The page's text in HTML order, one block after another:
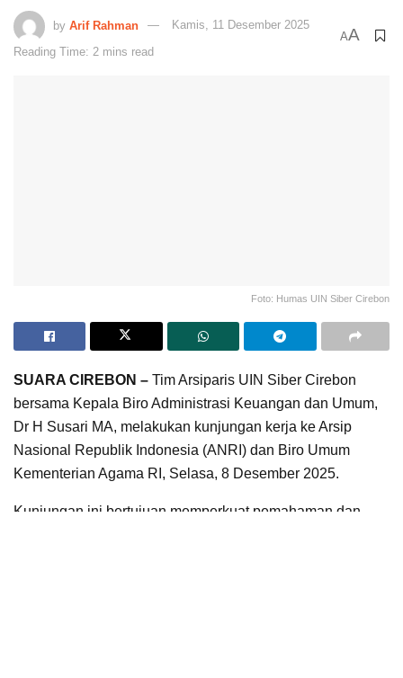
by Arif Rahman
Kamis, 11 Desember 2025
Reading Time: 2 mins read
AA
Foto: Humas UIN Siber Cirebon
SUARA CIREBON – Tim Arsiparis UIN Siber Cirebon
bersama Kepala Biro Administrasi Keuangan dan Umum,
Dr H Susari MA, melakukan kunjungan kerja ke Arsip
Nasional Republik Indonesia (ANRI) dan Biro Umum
Kementerian Agama RI, Selasa, 8 Desember 2025.
Kunjungan ini bertujuan memperkuat pemahaman dan